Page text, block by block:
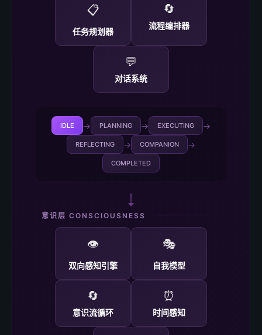
📋
任务规划器
🔄
流程编排器
💬
对话系统
IDLE → PLANNING → EXECUTING →
REFLECTING → COMPANION →
COMPLETED
意识层 CONSCIOUSNESS
👁️
双向感知引擎
🎭
自我模型
🔄
意识流循环
⏰
时间感知